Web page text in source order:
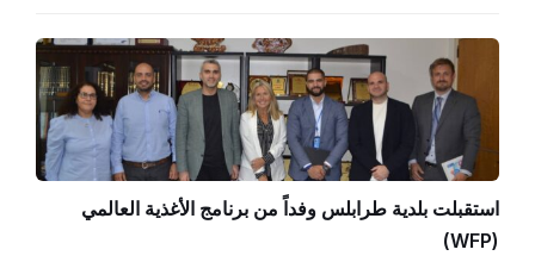
استقبلت بلدية طرابلس وفداً من برنامج الأغذية العالمي
(WFP)